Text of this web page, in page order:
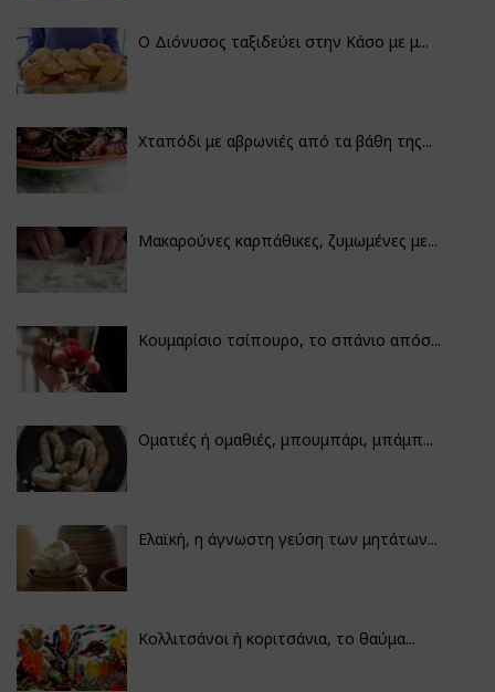
Ο Διόνυσος ταξιδεύει στην Κάσο με μ...
Χταπόδι με αβρωνιές από τα βάθη της...
Μακαρούνες καρπάθικες, ζυμωμένες με...
Κουμαρίσιο τσίπουρο, το σπάνιο απόσ...
Οματιές ή ομαθιές, μπουμπάρι, μπάμπ...
Ελαϊκή, η άγνωστη γεύση των μητάτων...
Κολλιτσάνοι ή κοριτσάνια, το θαύμα...